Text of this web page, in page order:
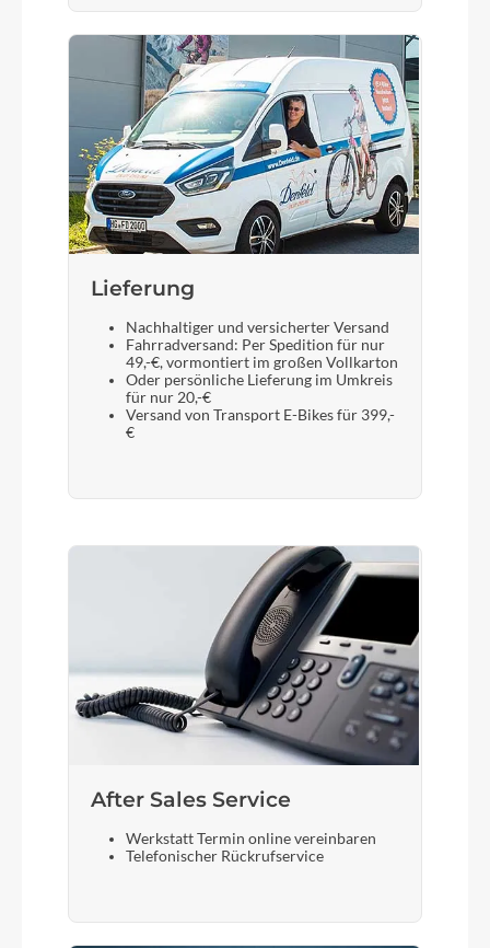
Lieferung
Nachhaltiger und versicherter Versand
Fahrradversand: Per Spedition für nur
49,-€, vormontiert im großen Vollkarton
Oder persönliche Lieferung im Umkreis
für nur 20,-€
Versand von Transport E-Bikes für 399,-
€
After Sales Service
Werkstatt Termin online vereinbaren
Telefonischer Rückrufservice